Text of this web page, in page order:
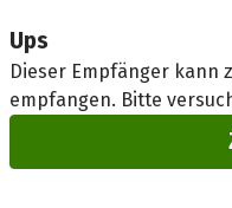
Ups
Dieser Empfänger kann
empfangen. Bitte